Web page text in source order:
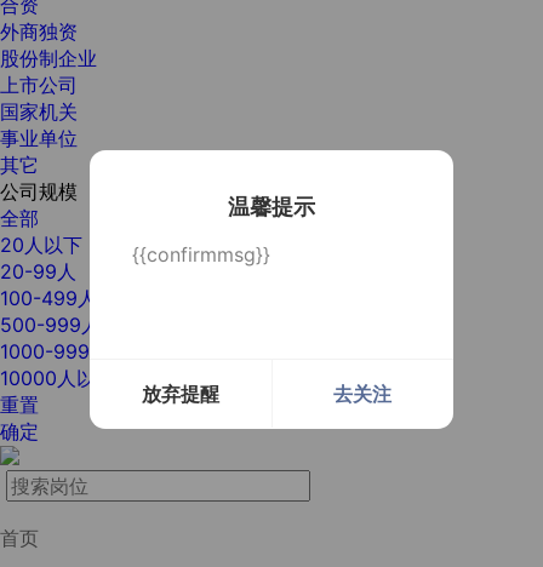
温馨提示
{{confirmmsg}}
放弃提醒 去关注
外商独资
股份制企业
上市公司
国家机关
事业单位
其它
公司规模
全部
20人以下
20-99人
100-499人
500-999人
1000-9999人
10000人以上
重置
确定
首页